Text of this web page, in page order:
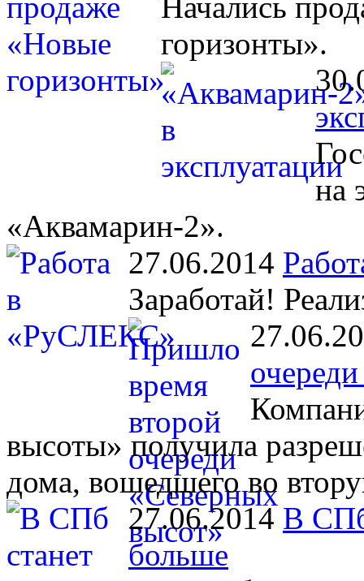
Начались
горизонты».
на
«Аквамарин-2».
27.06.2014
Заработай!
высоты» получила
дома, вошедшего во
27.06.2014 В
больше